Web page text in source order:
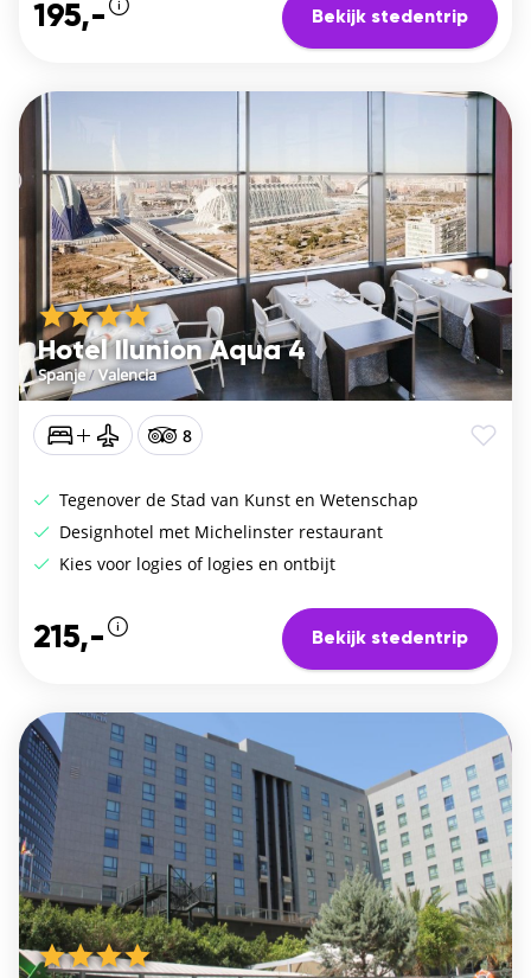
195,- Bekijk stedentrip
Hotel Ilunion Aqua 4
Spanje/Valencia
8
Tegenover de Stad van Kunst en Wetenschap
Designhotel met Michelinster restaurant
Kies voor logies of logies en ontbijt
215,- Bekijk stedentrip